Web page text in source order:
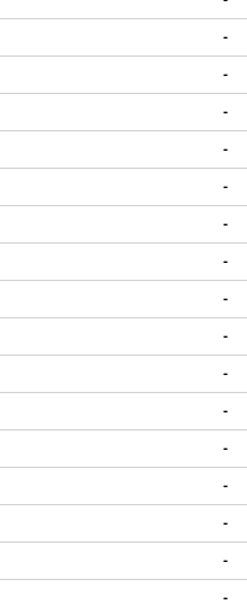
-
-
-
-
-
-
-
-
-
-
-
-
-
-
-
-